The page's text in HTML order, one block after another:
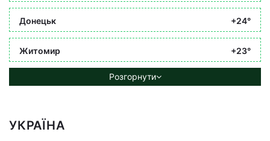
Донецьк +24°
Житомир +23°
Розгорнути
УКРАЇНА